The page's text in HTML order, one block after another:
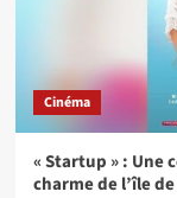
Cinéma
« Startup » : Une
charme de l’île